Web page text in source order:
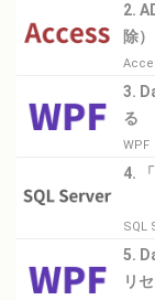
2.
除）
3.
る
WPF
4.
SQL
5.
リ